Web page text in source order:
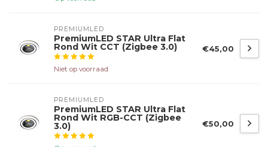
PREMIUMLED
PremiumLED STAR Ultra Flat
Rond Wit CCT (Zigbee 3.0)
Niet op voorraad
€45,00
PREMIUMLED
PremiumLED STAR Ultra Flat
Rond Wit RGB-CCT (Zigbee
3.0) €50,00